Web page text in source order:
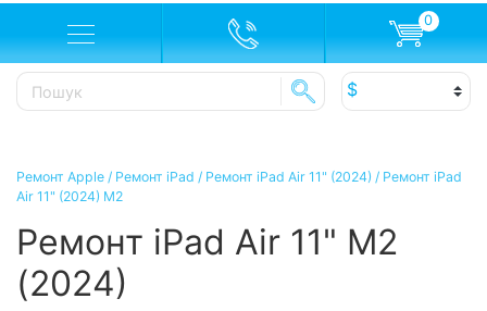
0
Ремонт Apple / Ремонт iPad / Ремонт iPad Air 11" (2024) / Ремонт iPad
Air 11" (2024) M2
Ремонт iPad Air 11" M2
(2024)